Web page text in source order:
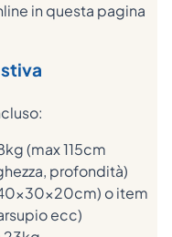
in questa pagina
(max 115cm
profondità)
o item
ecc)